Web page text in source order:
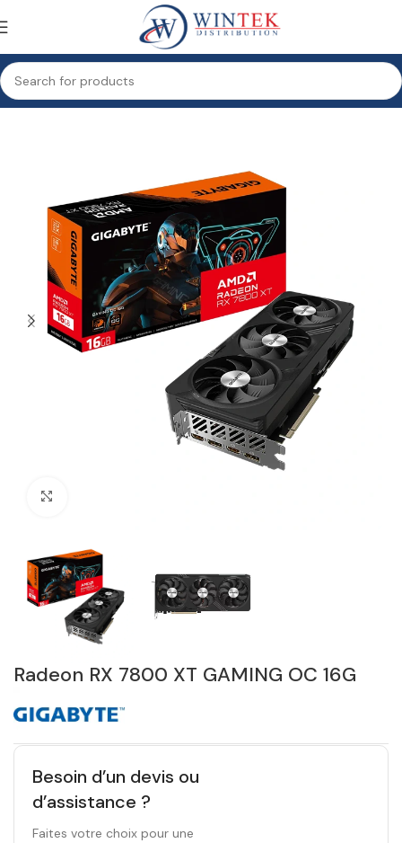
Accueil Informatique Composants Carte Graphique
Radeon RX 7800 XT GAMING OC 16G
Besoin d’un devis ou
d’assistance ?
Faites votre choix pour une